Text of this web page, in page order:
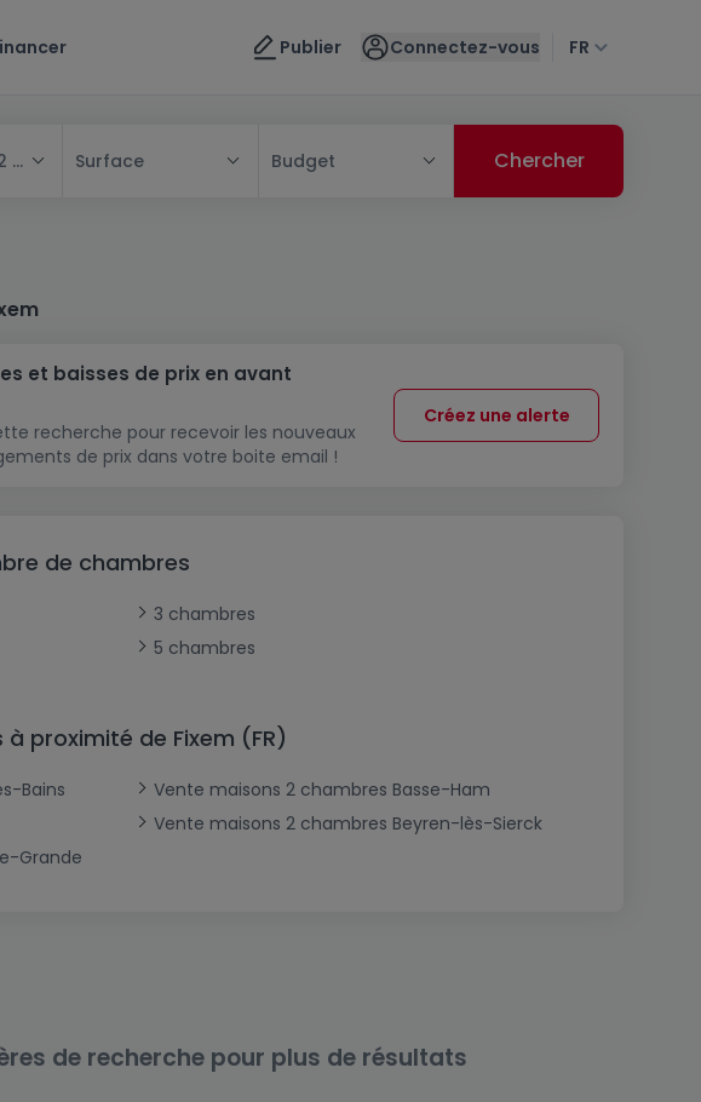
Publier Connectez-vous FR
2 chambres Surface Budget
et baisses de prix en avant
recherche pour recevoir les nouveaux
de prix dans votre boite email !
Créez une alerte
de chambres
3 chambres
5 chambres
proximité de Fixem (FR)
Bains
Vente maisons 2 chambres Basse-Ham
Vente maisons 2 chambres Beyren-lès-Sierck
Grande
de recherche pour plus de résultats